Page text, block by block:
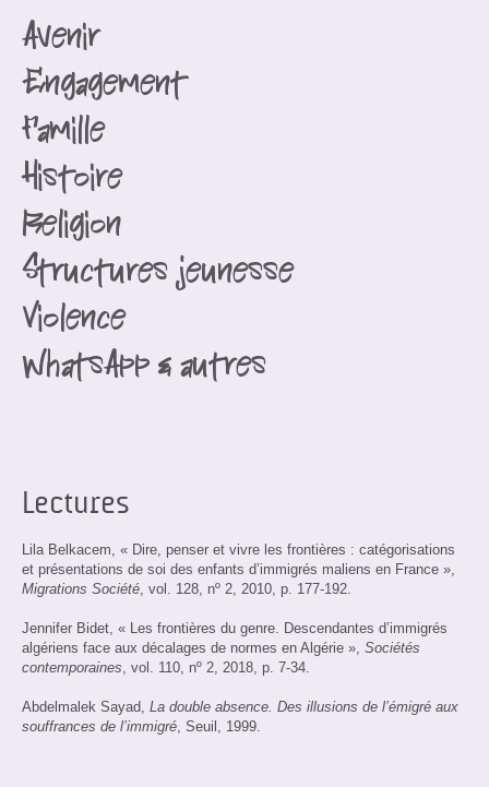
Avenir
Engagement
Famille
Histoire
Religion
Structures jeunesse
Violence
WhatsApp & autres
Lectures
Lila Belkacem, « Dire, penser et vivre les frontières : catégorisations
et présentations de soi des enfants d’immigrés maliens en France »,
Migrations Société , vol. 128, nº 2, 2010, p. 177-192.
Jennifer Bidet, « Les frontières du genre. Descendantes d’immigrés
algériens face aux décalages de normes en Algérie », Sociétés
contemporaines , vol. 110, nº 2, 2018, p. 7-34.
Abdelmalek Sayad, La double absence. Des illusions de l’émigré aux
souffrances de l’immigré , Seuil, 1999.